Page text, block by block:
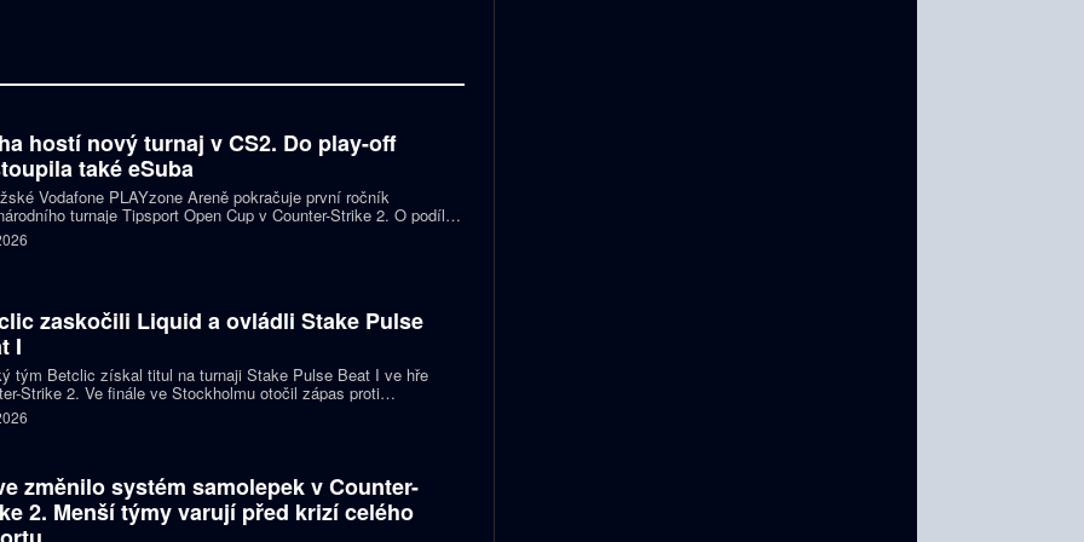
hostí nový turnaj v CS2. Do play-off
také eSuba
Vodafone PLAYzone Areně pokračuje první ročník
turnaje Tipsport Open Cup v Counter-Strike 2. O podíl z
11 tisíc eur a body do žebříčku VRS bojuje devět týmů.
eSuba si už zajistila postup do play-off.
zaskočili Liquid a ovládli Stake Pulse
I
tým Betclic získal titul na turnaji Stake Pulse Beat I ve hře
Strike 2. Ve finále ve Stockholmu otočil zápas proti
Liquid a zvítězil 2:1 na mapy.
změnilo systém samolepek v Counter-
2. Menší týmy varují před krizí celého